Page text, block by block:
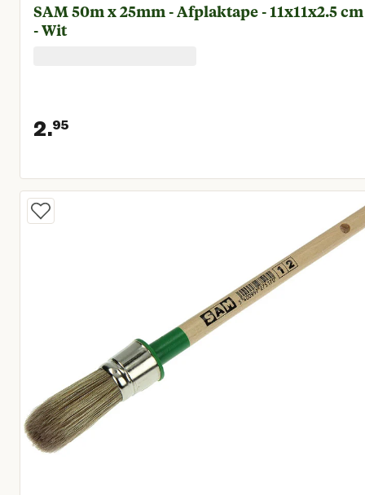
SAM 50m x 25mm - Afplaktape - 11x11x2.5 cm
- Wit
2.95
Huidige prijs € 2,95